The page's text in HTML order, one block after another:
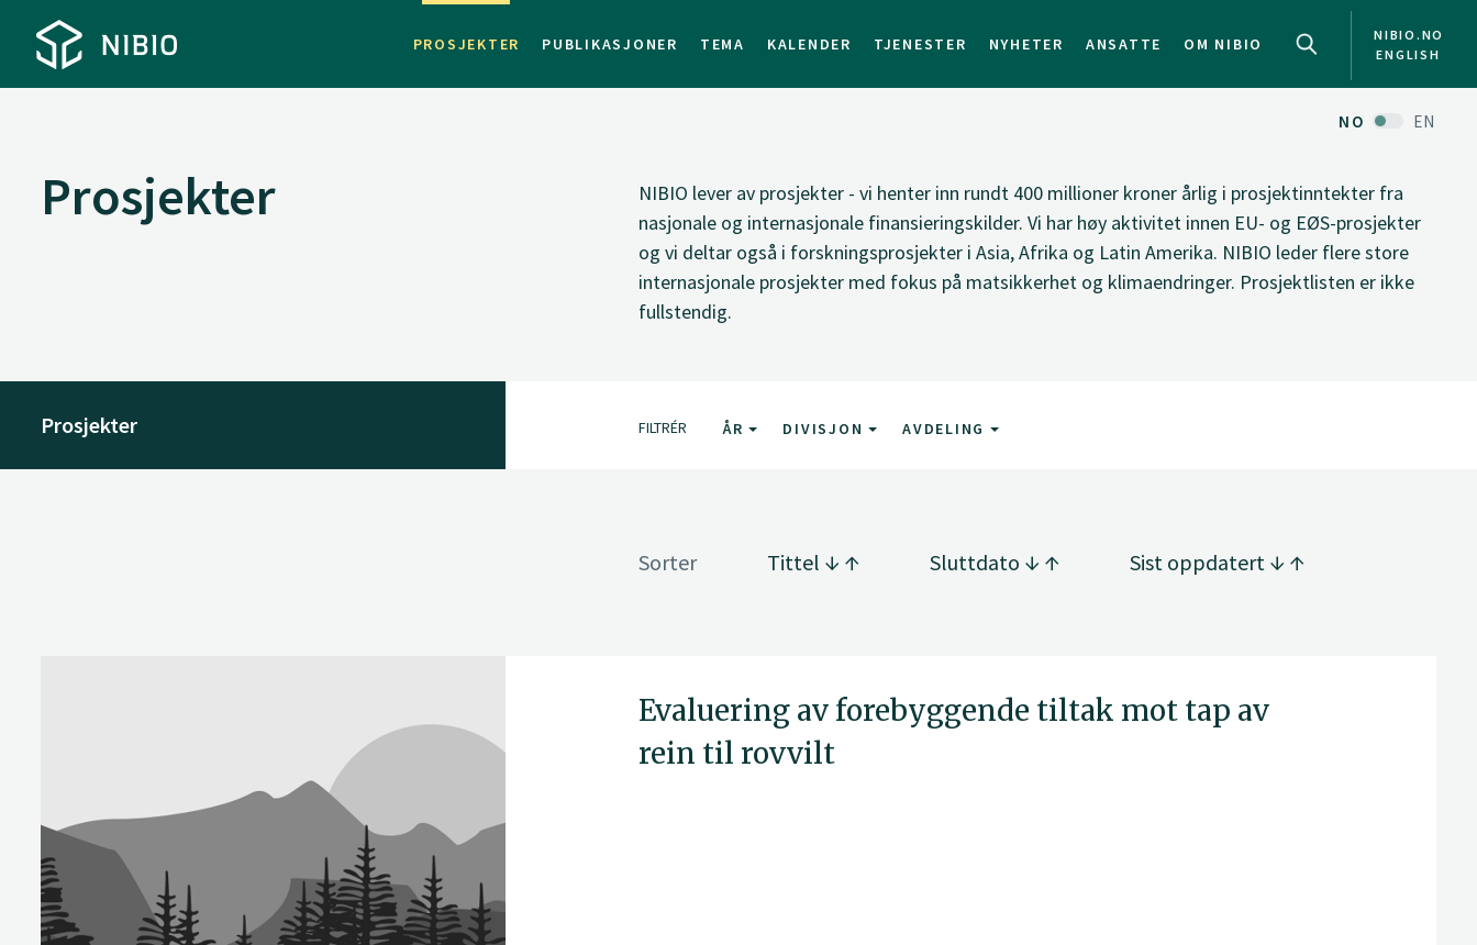
PROSJEKTER PUBLIKASJONER TEMA KALENDER TJENESTER NYHETER ANSATTE OM NIBIO
NIBIO.NO
ENGLISH
NO EN
Prosjekter
NIBIO lever av prosjekter - vi henter inn rundt 400 millioner kroner årlig i prosjektinntekter fra
nasjonale og internasjonale finansieringskilder. Vi har høy aktivitet innen EU- og EØS-prosjekter
og vi deltar også i forskningsprosjekter i Asia, Afrika og Latin Amerika. NIBIO leder flere store
internasjonale prosjekter med fokus på matsikkerhet og klimaendringer. Prosjektlisten er ikke
fullstendig.
Prosjekter FILTRÉR ÅR DIVISJON AVDELING
Sorter Tittel Sluttdato Sist oppdatert
Evaluering av forebyggende tiltak mot tap av
rein til rovvilt